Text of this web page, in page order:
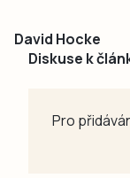
David Hocke
Diskuse k
Pro